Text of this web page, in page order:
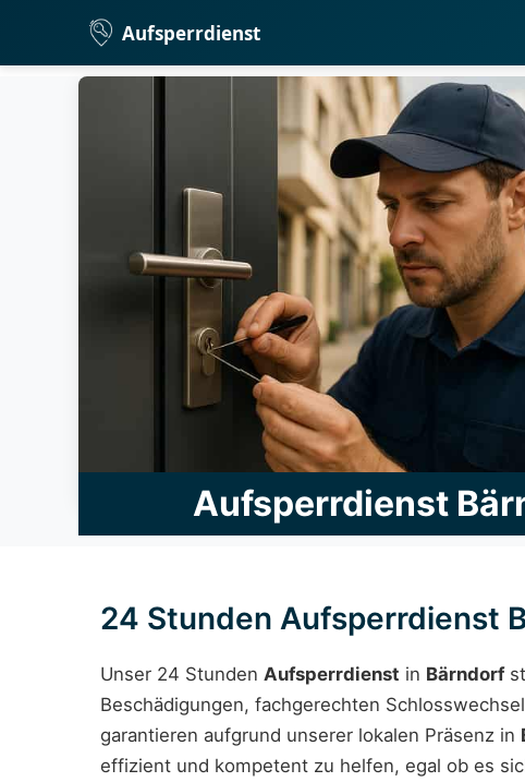
Aufsperrdienst
Aufsperrdienst
24 Stunden Aufsperrdienst
Unser 24 Stunden Aufsperrdienst in Bärndorf
Beschädigungen, fachgerechten
garantieren aufgrund unserer lokalen Präsenz in
effizient und kompetent zu helfen, egal ob es